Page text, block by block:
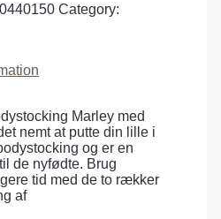
Category:
Marley med
nemt at putte din lille i
og er en
de nyfødte. Brug
tid med de to rækker
af